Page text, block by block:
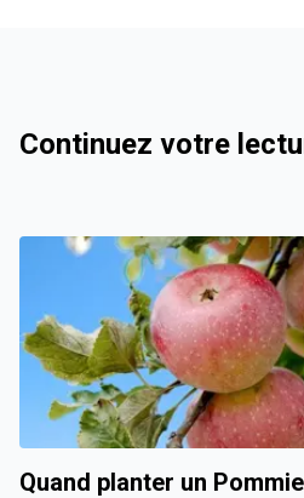
Continuez votre
Quand planter un